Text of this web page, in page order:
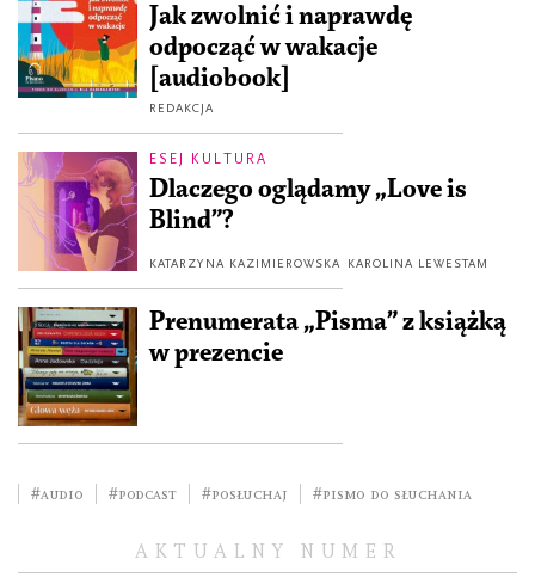
Jak zwolnić i naprawdę
odpocząć w wakacje
[audiobook]
REDAKCJA
ESEJ KULTURA
Dlaczego oglądamy „Love is
Blind”?
KATARZYNA KAZIMIEROWSKA KAROLINA LEWESTAM
Prenumerata „Pisma” z książką
w prezencie
#audio #podcast #posłuchaj #pismo do słuchania
AKTUALNY NUMER